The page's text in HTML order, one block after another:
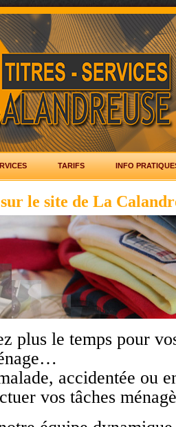
TARIFS INFO
le site de La
plus le temps pour
accidentée ou
vos tâches